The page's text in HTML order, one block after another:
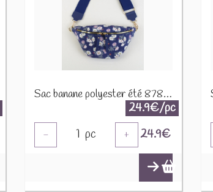
Sac banane polyester été 87808 Marine
24.9€/pc
- 1 pc + 24.9€